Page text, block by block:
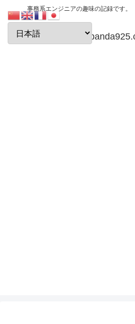
事務系エンジニアの趣味の記録です。